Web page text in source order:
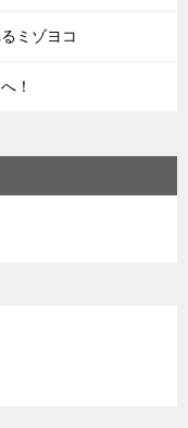
ミゾヨコ
！